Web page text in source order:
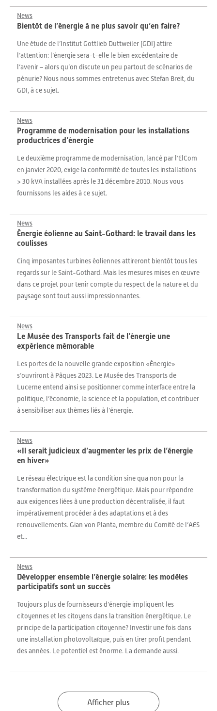
News
Bientôt de l’énergie à ne plus savoir qu’en faire?
Une étude de l’Institut Gottlieb Duttweiler (GDI) attire
l’attention: l’énergie sera-t-elle le bien excédentaire de
l’avenir – alors qu’on discute un peu partout de scénarios de
pénurie? Nous nous sommes entretenus avec Stefan Breit, du
GDI, à ce sujet.
News
Programme de modernisation pour les installations
productrices d’énergie
Le deuxième programme de modernisation, lancé par l’ElCom
en janvier 2020, exige la conformité de toutes les installations
> 30 kVA installées après le 31 décembre 2010. Nous vous
fournissons les aides à ce sujet.
News
Énergie éolienne au Saint-Gothard: le travail dans les
coulisses
Cinq imposantes turbines éoliennes attireront bientôt tous les
regards sur le Saint-Gothard. Mais les mesures mises en œuvre
dans ce projet pour tenir compte du respect de la nature et du
paysage sont tout aussi impressionnantes.
News
Le Musée des Transports fait de l’énergie une
expérience mémorable
Les portes de la nouvelle grande exposition «Énergie»
s’ouvriront à Pâques 2023. Le Musée des Transports de
Lucerne entend ainsi se positionner comme interface entre la
politique, l’économie, la science et la population, et contribuer
à sensibiliser aux thèmes liés à l’énergie.
News
«Il serait judicieux d’augmenter les prix de l’énergie
en hiver»
Le réseau électrique est la condition sine qua non pour la
transformation du système énergétique. Mais pour répondre
aux exigences liées à une production décentralisée, il faut
impérativement procéder à des adaptations et à des
renouvellements. Gian von Planta, membre du Comité de l’AES
et...
News
Développer ensemble l’énergie solaire: les modèles
participatifs sont un succès
Toujours plus de fournisseurs d’énergie impliquent les
citoyennes et les citoyens dans la transition énergétique. Le
principe de la participation citoyenne? Investir une fois dans
une installation photovoltaïque, puis en tirer profit pendant
des années. Le potentiel est énorme. La demande aussi.
Afficher plus